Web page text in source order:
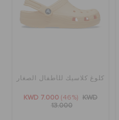
كلوغ كلاسيك للأطفال الصغار
KWD 7.000 (46%)
KWD
13.000